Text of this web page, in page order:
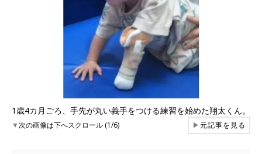
1歳4カ月ごろ、手先が丸い義手をつける練習を始めた翔太くん。
▼次の画像は下へスクロール (1/6) ▶元記事を見る